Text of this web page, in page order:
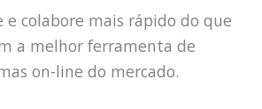
e colabore mais rápido do que
a melhor ferramenta de
on-line do mercado.